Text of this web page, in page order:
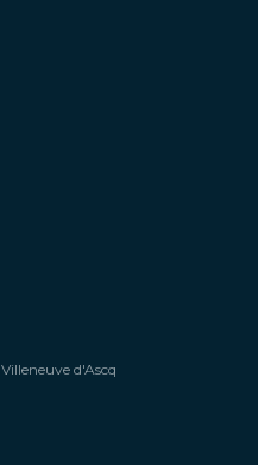
Villeneuve d'Ascq